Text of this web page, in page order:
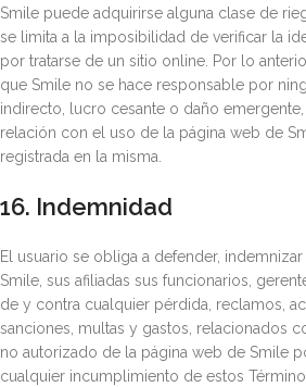
Smile puede adquirirse alguna clase de
se limita a la imposibilidad de verificar la
por tratarse de un sitio online. Por lo
que Smile no se hace responsable por
indirecto, lucro cesante o daño
relación con el uso de la página web de
registrada en la misma.
16. Indemnidad
El usuario se obliga a defender,
Smile, sus afiliadas sus funcionarios,
de y contra cualquier pérdida, reclamos,
sanciones, multas y gastos, relacionados
no autorizado de la página web de Smile
cualquier incumplimiento de estos